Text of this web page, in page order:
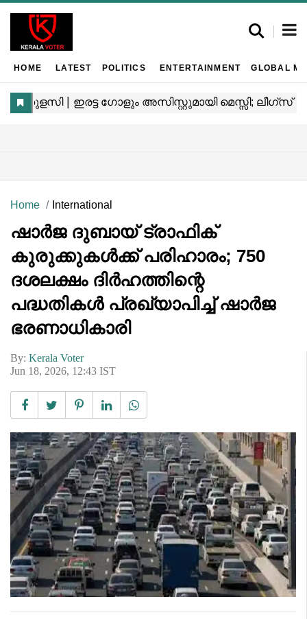
HOME LATEST POLITICS ENTERTAINMENT GLOBAL
Home International
ഷാർജ ദുബായ് ട്രാഫിക്
കുരുക്കുകൾക്ക് പരിഹാരം; 750
ദശലക്ഷം ദിർഹത്തിന്റെ
പദ്ധതികൾ പ്രഖ്യാപിച്ച് ഷാർജ
ഭരണാധികാരി
By: Kerala Voter
Jun 18, 2026, 12:43 IST